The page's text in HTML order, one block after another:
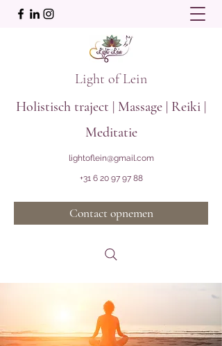
Light of Lein
Holistisch traject | Massage | Reiki |
Meditatie
lightoflein@gmail.com
+31 6 20 97 97 88
Contact opnemen